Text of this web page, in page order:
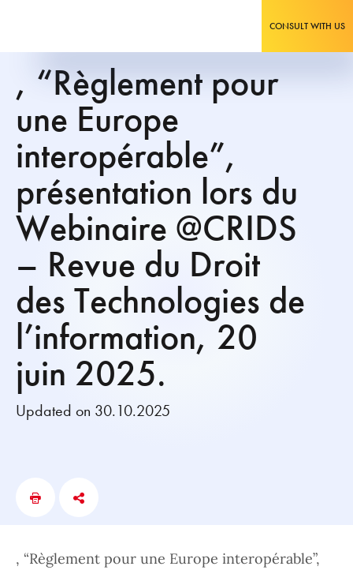
CONSULT WITH US
, “Règlement pour
une Europe
interopérable”,
présentation lors du
Webinaire @CRIDS
– Revue du Droit
des Technologies de
l’information, 20
juin 2025.
Updated on 30.10.2025
, “Règlement pour une Europe interopérable”,